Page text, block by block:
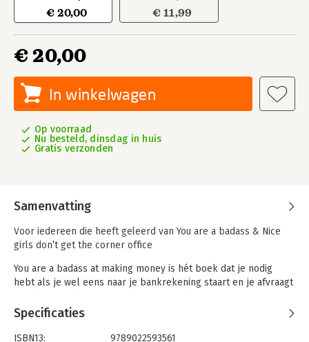
€ 20,00 € 11,99
€ 20,00
In winkelwagen
Op voorraad
Nu besteld, dinsdag in huis
Gratis verzonden
Samenvatting
Voor iedereen die heeft geleerd van You are a badass & Nice
girls don’t get the corner office
You are a badass at making money is hét boek dat je nodig
hebt als je wel eens naar je bankrekening staart en je afvraagt
glipt. Jen Sincero zegt dat haar money mindset het
allergrootste verschil heeft gemaakt: ze dacht altijd dat ze niet
met geld om kon gaan, maar dat veranderde allemaal toen ze
Specificaties
ISBN13:
9789022593561